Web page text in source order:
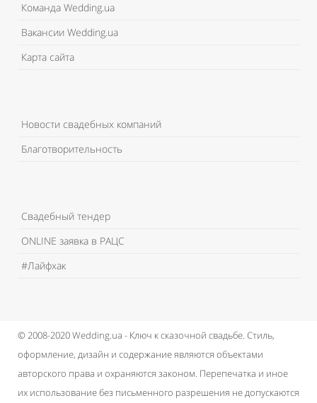
Команда Wedding.ua
Вакансии Wedding.ua
Карта сайта
Новости свадебных компаний
Благотворительность
Свадебный тендер
ONLINE заявка в РАЦС
#Лайфхак
© 2008-2020 Wedding.ua - Ключ к сказочной свадьбе. Стиль,
оформление, дизайн и содержание являются объектами
авторского права и охраняются законом. Перепечатка и иное
их использование без письменного разрешения не допускаются